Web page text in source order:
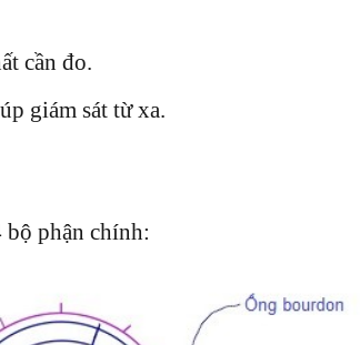
cần đo.
giám sát từ xa.
bộ phận chính: